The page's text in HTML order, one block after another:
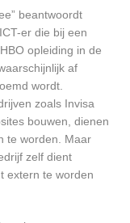
beantwoordt
er die bij een
opleiding in de
af
wordt.
zoals Invisa
bouwen, dienen
te worden. Maar
zelf dient
extern te worden